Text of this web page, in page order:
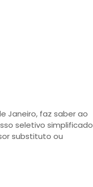
Janeiro, faz saber ao
seletivo simplificado
substituto ou